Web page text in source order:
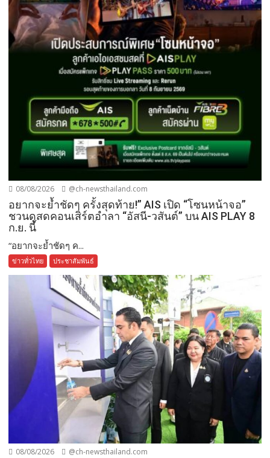
08/08/2026 @ch-newsthailand.com
อยากจะย้ำชัดๆ ครั้งสุดท้าย!” AIS เปิด “โซนหน้าจอ”
ชวนดูสดคอนเสิร์ตอำลา “อัสนี-วสันต์” บน AIS PLAY 8
ก.ย. นี้
“อยากจะย้ำชัดๆ ค...
ข่าวทั่วไทย ประชาสัมพันธ์
08/08/2026 @ch-newsthailand.com